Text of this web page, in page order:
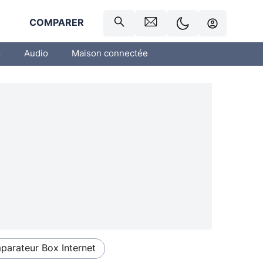
COMPARER
Audio Maison connectée
Box Internet